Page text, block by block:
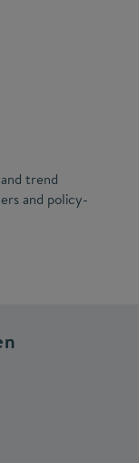
trend
and policy-